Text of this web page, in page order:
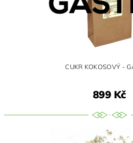
CUKR KOKOSOVÝ -
899 Kč